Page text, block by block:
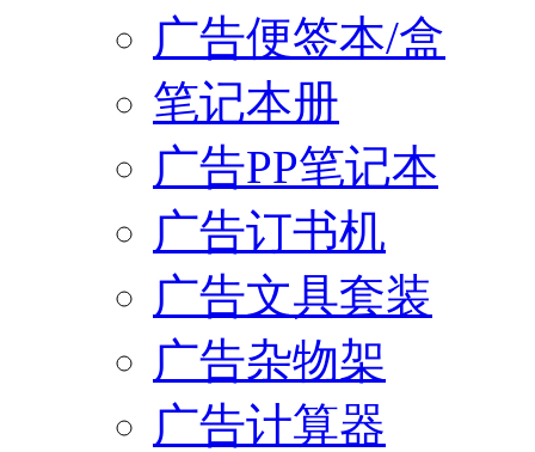
广告便签本/盒
笔记本册
广告PP笔记本
广告订书机
广告文具套装
广告杂物架
广告计算器